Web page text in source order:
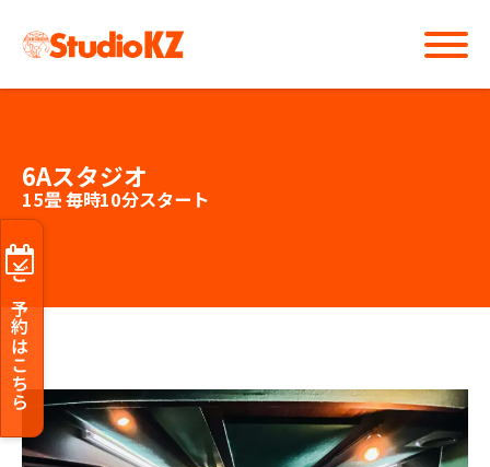
6Aスタジオ
15畳 毎時10分スタート
ご予約はこちら